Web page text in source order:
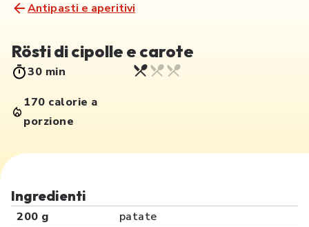
Antipasti e aperitivi
Rösti di cipolle e carote
30 min
170 calorie a
porzione
Ingredienti
200 g
patate